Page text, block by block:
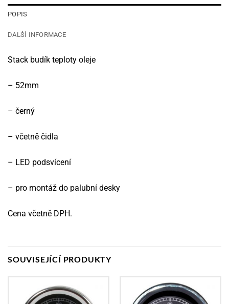
POPIS
DALŠÍ INFORMACE
Stack budík teploty oleje
– 52mm
– černý
– včetně čidla
– LED podsvícení
– pro montáž do palubní desky
Cena včetně DPH.
SOUVISEJÍCÍ PRODUKTY